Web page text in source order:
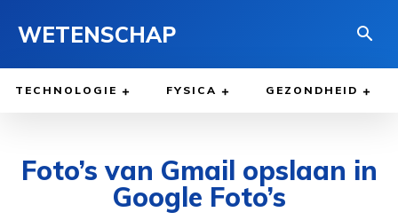
WETENSCHAP
TECHNOLOGIE FYSICA GEZONDHEID
Foto’s van Gmail opslaan in
Google Foto’s